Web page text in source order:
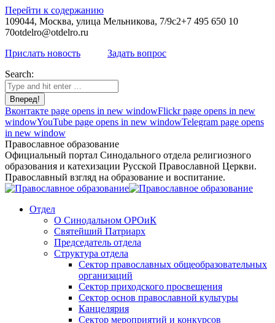
Перейти к содержанию
109044, Москва, улица Мельникова, 7/9с2+7 495 650 10
70otdelro@otdelro.ru
Прислать новость
Задать вопрос
Search:
Вконтакте page opens in new windowFlickr page opens in new
windowYouTube page opens in new windowTelegram page opens
in new window
Православное образование
Официальный портал Синодального отдела религиозного
образования и катехизации Русской Православной Церкви.
Православный взгляд на образование и воспитание.
Отдел
О Синодальном ОРОиК
Святейший Патриарх
Председатель отдела
Структура отдела
Сектор православных общеобразовательных
организаций
Сектор приходского просвещения
Сектор основ православной культуры
Канцелярия
Сектор мероприятий и конкурсов